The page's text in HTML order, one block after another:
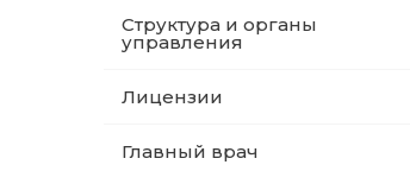
Структура и органы
управления
Лицензии
Главный врач